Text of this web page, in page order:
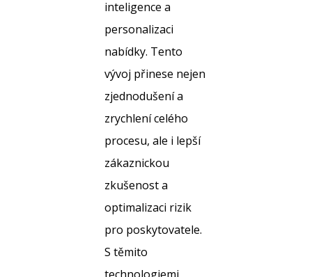
inteligence a
personalizaci
nabídky. Tento
vývoj přinese nejen
zjednodušení a
zrychlení celého
procesu, ale i lepší
zákaznickou
zkušenost a
optimalizaci rizik
pro poskytovatele.
S těmito